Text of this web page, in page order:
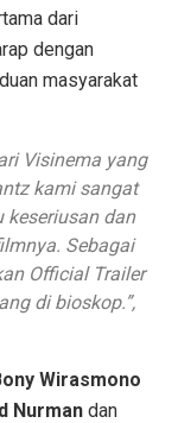
dari
dengan
masyarakat
Visinema yang
kami sangat
keseriusan dan
Sebagai
Official Trailer
di bioskop.”,
Wirasmono
Nurman dan